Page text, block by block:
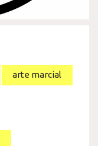
arte marcial